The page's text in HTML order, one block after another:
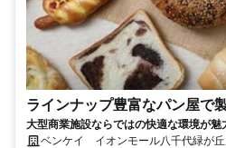
ラインナップ豊富なパン屋で
大型商業施設ならではの快適な環境が
空間で安心して働けます。
ベンケイ イオンモール八千代緑が丘